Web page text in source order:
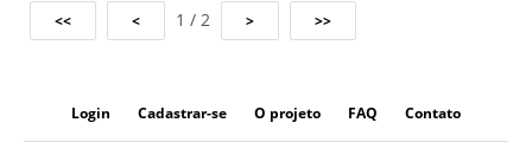
1 / 2
Login Cadastrar-se O projeto FAQ Contato